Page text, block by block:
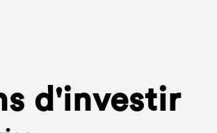
d'investir